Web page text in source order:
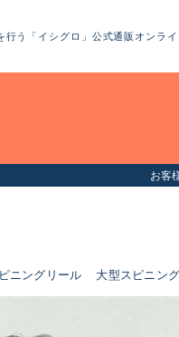
う「イシグロ」公式通販オンラ
お客
ニングリール 大型スピニン